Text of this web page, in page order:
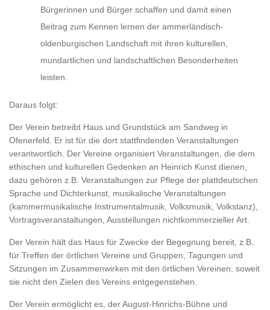
Bürgerinnen und Bürger schaffen und damit einen
Beitrag zum Kennen lernen der ammerländisch-
oldenburgischen Landschaft mit ihren kulturellen,
mundartlichen und landschaftlichen Besonderheiten
leisten.
Daraus folgt:
Der Verein betreibt Haus und Grundstück am Sandweg in
Ofenerfeld. Er ist für die dort stattfindenden Veranstaltungen
verantwortlich. Der Vereine organisiert Veranstaltungen, die dem
ethischen und kulturellen Gedenken an Heinrich Kunst dienen,
dazu gehören z.B. Veranstaltungen zur Pflege der plattdeutschen
Sprache und Dichterkunst, musikalische Veranstaltungen
(kammermusikalische Instrumentalmusik, Volksmusik, Volkstanz),
Vortragsveranstaltungen, Ausstellungen nichtkommerzieller Art.
Der Verein hält das Haus für Zwecke der Begegnung bereit, z.B.
für Treffen der örtlichen Vereine und Gruppen, Tagungen und
Sitzungen im Zusammenwirken mit den örtlichen Vereinen, soweit
sie nicht den Zielen des Vereins entgegenstehen.
Der Verein ermöglicht es, der August-Hinrichs-Bühne und